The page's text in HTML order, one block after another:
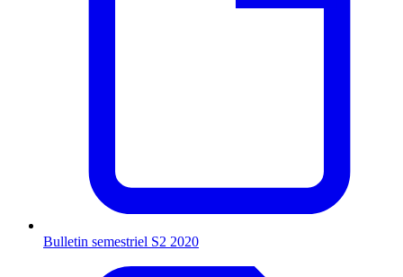
Bulletin semestriel S2 2020